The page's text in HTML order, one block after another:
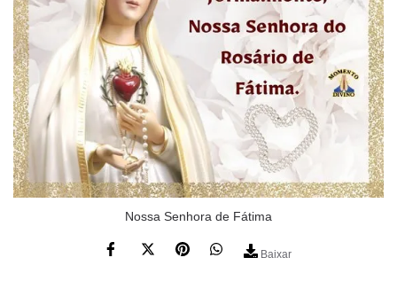
Nossa Senhora de Fátima
Baixar